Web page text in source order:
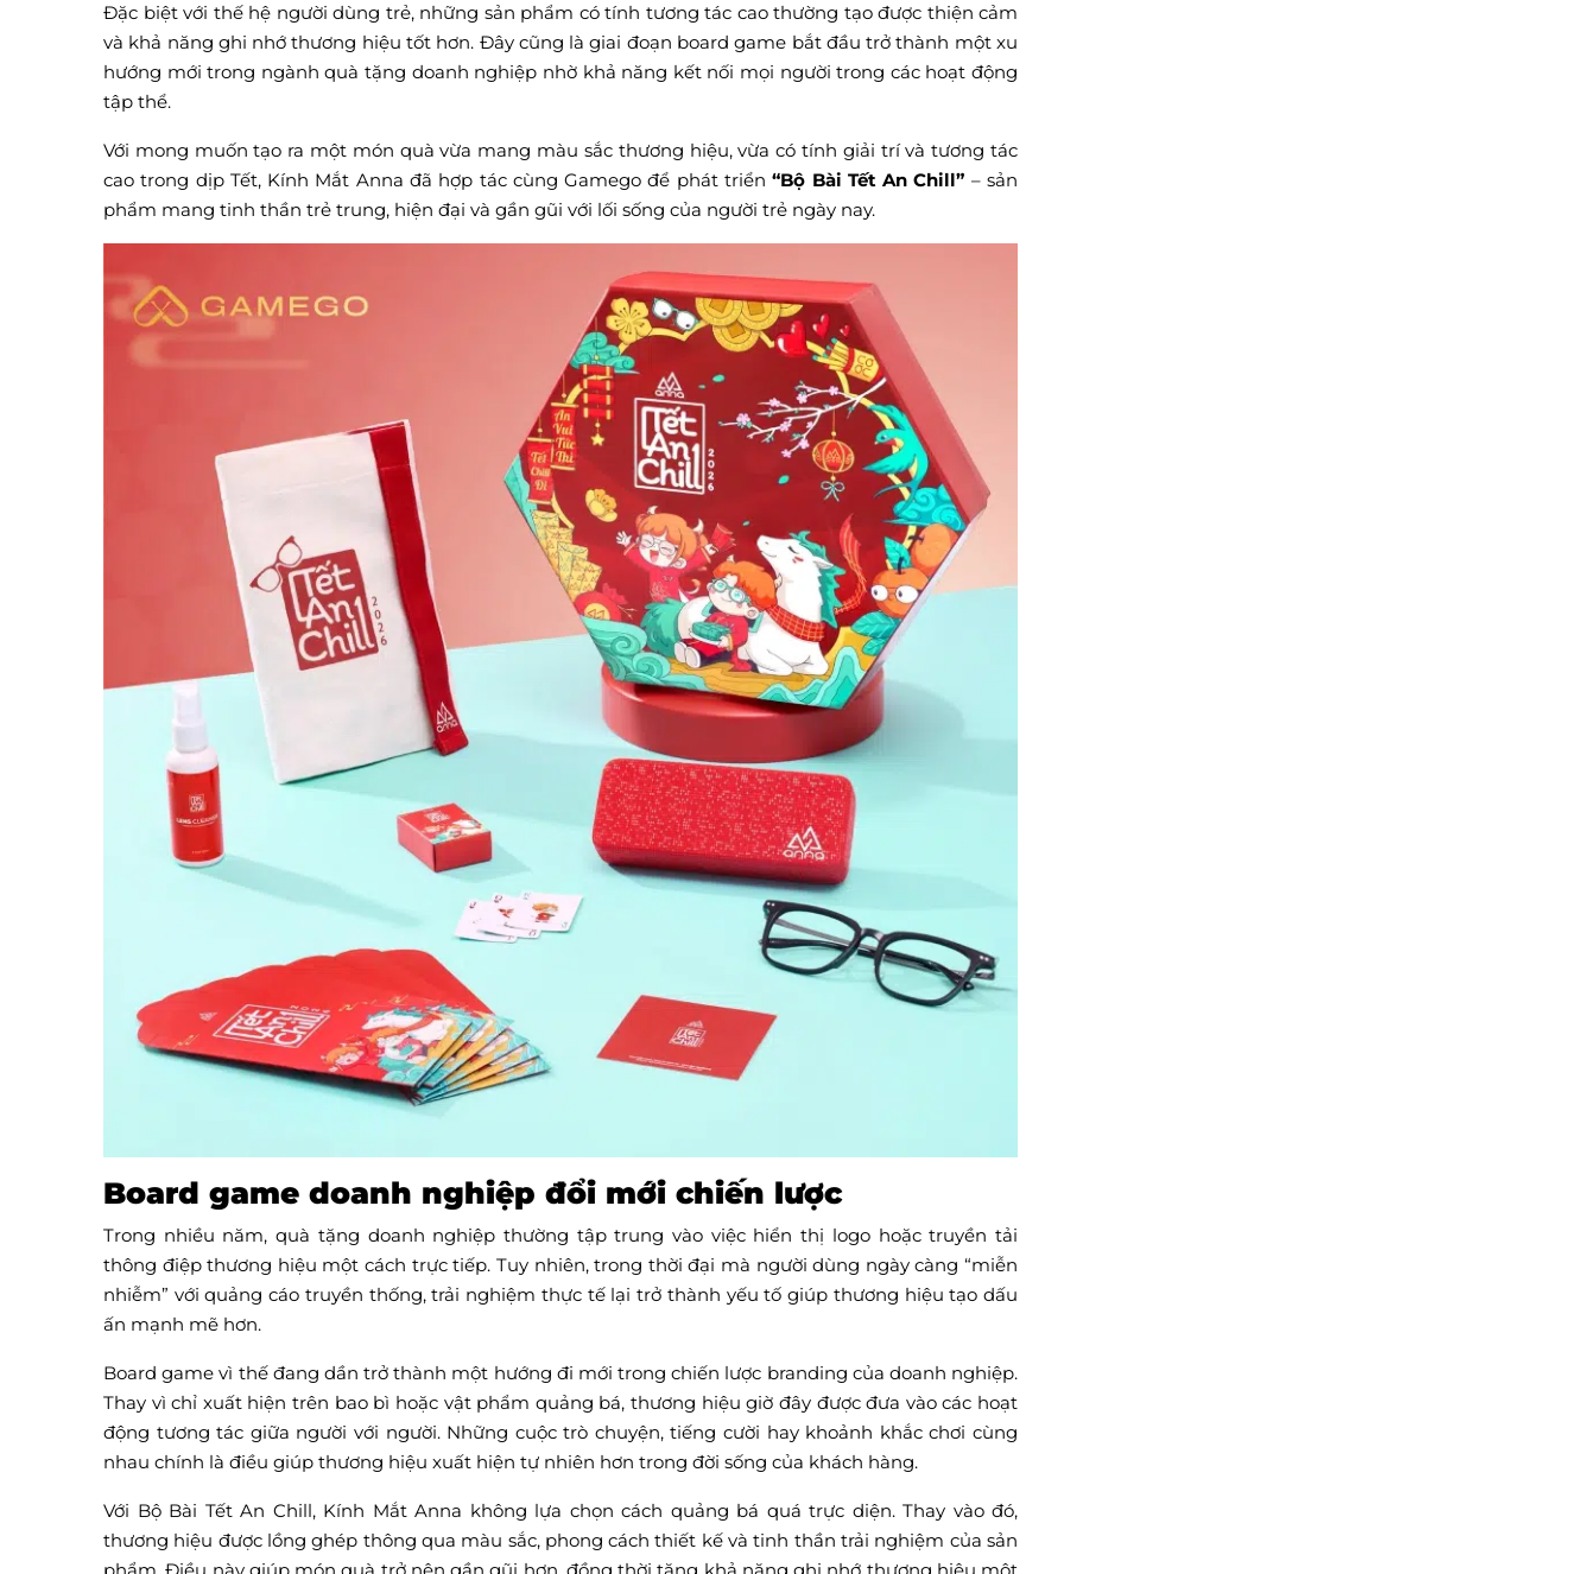
Đặc biệt với thế hệ người dùng trẻ, những sản phẩm có tính tương tác cao thường tạo được thiện cảm
và khả năng ghi nhớ thương hiệu tốt hơn. Đây cũng là giai đoạn board game bắt đầu trở thành một xu
hướng mới trong ngành quà tặng doanh nghiệp nhờ khả năng kết nối mọi người trong các hoạt động
tập thể.
Với mong muốn tạo ra một món quà vừa mang màu sắc thương hiệu, vừa có tính giải trí và tương tác
cao trong dịp Tết, Kính Mắt Anna đã hợp tác cùng Gamego để phát triển“Bộ Bài Tết An Chill” – sản
phẩm mang tinh thần trẻ trung, hiện đại và gần gũi với lối sống của người trẻ ngày nay.
Board game doanh nghiệp đổi mới chiến lược
Trong nhiều năm, quà tặng doanh nghiệp thường tập trung vào việc hiển thị logo hoặc truyền tải
thông điệp thương hiệu một cách trực tiếp. Tuy nhiên, trong thời đại mà người dùng ngày càng “miễn
nhiễm” với quảng cáo truyền thống, trải nghiệm thực tế lại trở thành yếu tố giúp thương hiệu tạo dấu
ấn mạnh mẽ hơn.
Board game vì thế đang dần trở thành một hướng đi mới trong chiến lược branding của doanh nghiệp.
Thay vì chỉ xuất hiện trên bao bì hoặc vật phẩm quảng bá, thương hiệu giờ đây được đưa vào các hoạt
động tương tác giữa người với người. Những cuộc trò chuyện, tiếng cười hay khoảnh khắc chơi cùng
nhau chính là điều giúp thương hiệu xuất hiện tự nhiên hơn trong đời sống của khách hàng.
Với Bộ Bài Tết An Chill, Kính Mắt Anna không lựa chọn cách quảng bá quá trực diện. Thay vào đó,
thương hiệu được lồng ghép thông qua màu sắc, phong cách thiết kế và tinh thần trải nghiệm của sản